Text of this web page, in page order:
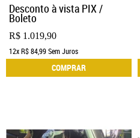
R$ 1.019,90
Desconto à vista PIX /
Boleto
12xR$ 84,99Sem Juros
COMPRAR